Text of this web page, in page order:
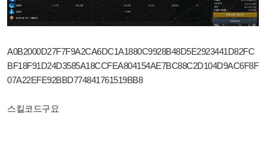
A0B2000D27F7F9A2CA6DC1A1880C9928B48D5E2923441D82FC
BF18F91D24D3585A18CCFEA804154AE7BC88C2D104D9AC6F8F
07A22EFE92BBD774841761519BB8
스킬코드구요